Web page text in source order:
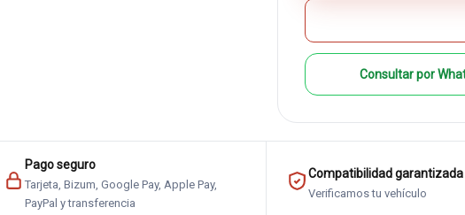
Consultar por
Pago seguro
Tarjeta, Bizum, Google Pay, Apple Pay,
PayPal y transferencia
Compatibilidad garantizada
Verificamos tu vehículo